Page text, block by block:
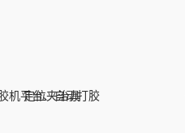
机平台、自动打胶
定位夹治具